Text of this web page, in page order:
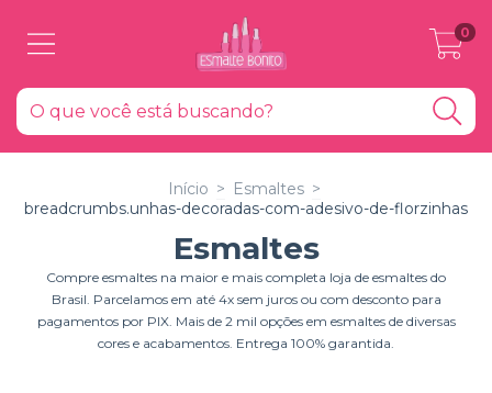
0
Início > Esmaltes >
breadcrumbs.unhas-decoradas-com-adesivo-de-florzinhas
Esmaltes
Compre esmaltes na maior e mais completa loja de esmaltes do
Brasil. Parcelamos em até 4x sem juros ou com desconto para
pagamentos por PIX. Mais de 2 mil opções em esmaltes de diversas
cores e acabamentos. Entrega 100% garantida.